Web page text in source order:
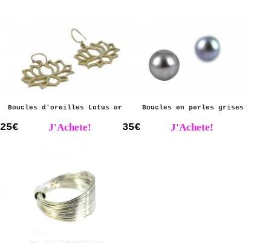
Boucles d'oreilles Lotus or
25€ J'Achete!
Boucles en perles grises
35€ J'Achete!